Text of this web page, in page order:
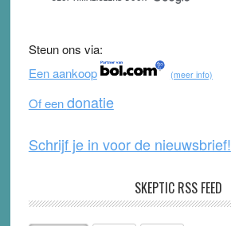
e
b
o
o
k
er T
b
e
d
Steun ons via:
Een aankoop
(meer info)
Of eendonatie
Schrijf je in voor de nieuwsbrief!
SKEPTIC RSS FEED